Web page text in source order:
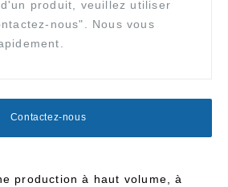
production à haut volume, à
produit, veuillez utiliser
nous". Nous vous
Contactez-nous